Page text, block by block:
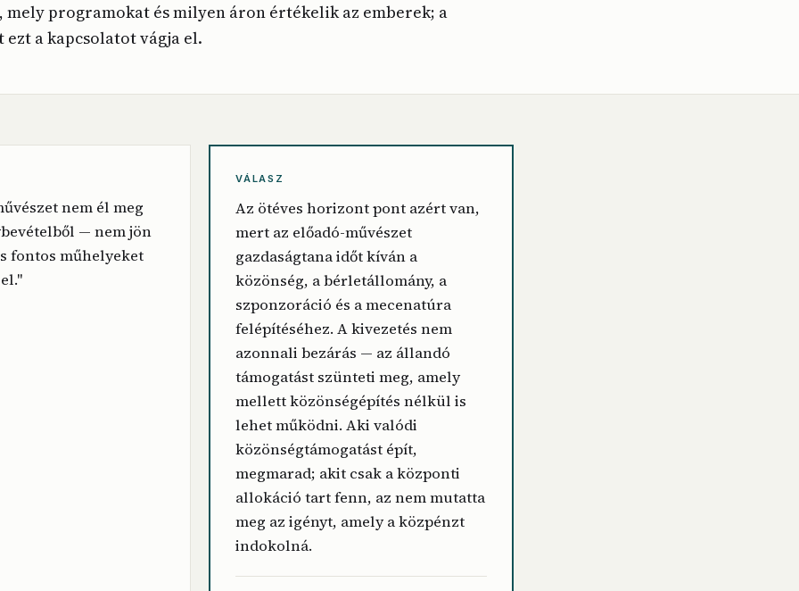
mely programokat és milyen áron értékelik az emberek; a
ezt a kapcsolatot vágja el.
nem él meg
— nem jön
fontos műhelyeket
VÁLASZ
Az ötéves horizont pont azért van,
mert az előadó-művészet
gazdaságtana időt kíván a
közönség, a bérletállomány, a
szponzoráció és a mecenatúra
felépítéséhez. A kivezetés nem
azonnali bezárás — az állandó
támogatást szünteti meg, amely
mellett közönségépítés nélkül is
lehet működni. Aki valódi
közönségtámogatást épít,
megmarad; akit csak a központi
allokáció tart fenn, az nem mutatta
meg az igényt, amely a közpénzt
indokolná.